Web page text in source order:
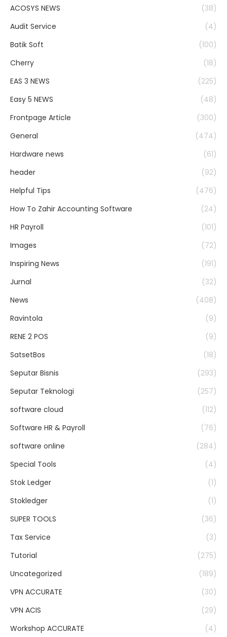
ACOSYS NEWS
(38)
Audit Service
(4)
Batik Soft
(100)
Cherry
(18)
EAS 3 NEWS
(225)
Easy 5 NEWS
(48)
Frontpage Article
(300)
General
(474)
Hardware news
(61)
header
(92)
Helpful Tips
(476)
How To Zahir Accounting Software
(24)
HR Payroll
(101)
Images
(72)
Inspiring News
(191)
Jurnal
(32)
News
(408)
Ravintola
(9)
RENE 2 POS
(9)
SatsetBos
(18)
Seputar Bisnis
(293)
Seputar Teknologi
(257)
software cloud
(112)
Software HR & Payroll
(76)
software online
(284)
Special Tools
(4)
Stok Ledger
(1)
Stokledger
(1)
SUPER TOOLS
(36)
Tax Service
(3)
Tutorial
(275)
Uncategorized
(189)
VPN ACCURATE
(30)
VPN ACIS
(29)
Workshop ACCURATE
(4)